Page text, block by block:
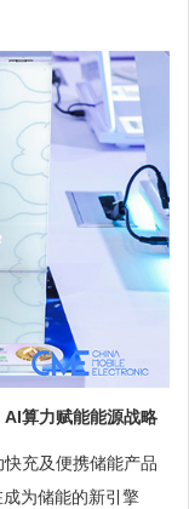
AI算力赋能能源战略
充及便携储能产品
为储能的新引擎